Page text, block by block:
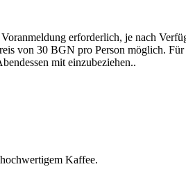
erforderlich, je nach
von 30 BGN pro Person möglich.
mit einzubeziehen..
Kaffee.